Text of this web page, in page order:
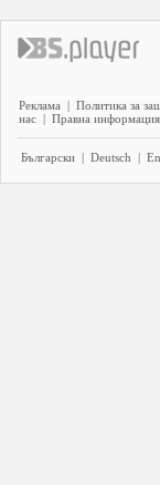
Реклама | Политика за
нас | Правна информация
Български | Deutsch |